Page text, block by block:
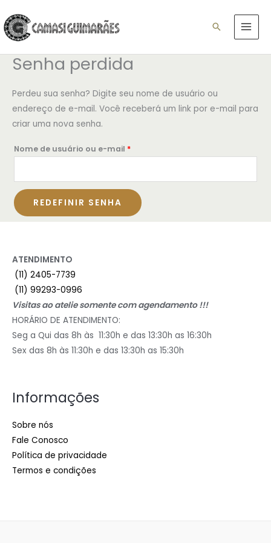
para
conteúdo
Pesquisar
Senha perdida
Perdeu sua senha? Digite seu nome de usuário ou
endereço de e-mail. Você receberá um link por e-mail para
criar uma nova senha.
Nome de usuário ou e-mail *
Obrigatório
REDEFINIR SENHA
ATENDIMENTO
(11) 2405-7739
(11) 99293-0996
Visitas ao atelie somente com agendamento !!!
HORÁRIO DE ATENDIMENTO:
Seg a Qui das 8h às 11:30h e das 13:30h as 16:30h
Sex das 8h às 11:30h e das 13:30h as 15:30h
Informações
Sobre nós
Fale Conosco
Política de privacidade
Termos e condições